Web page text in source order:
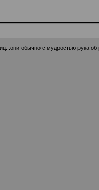
обычно с мудростью рука об